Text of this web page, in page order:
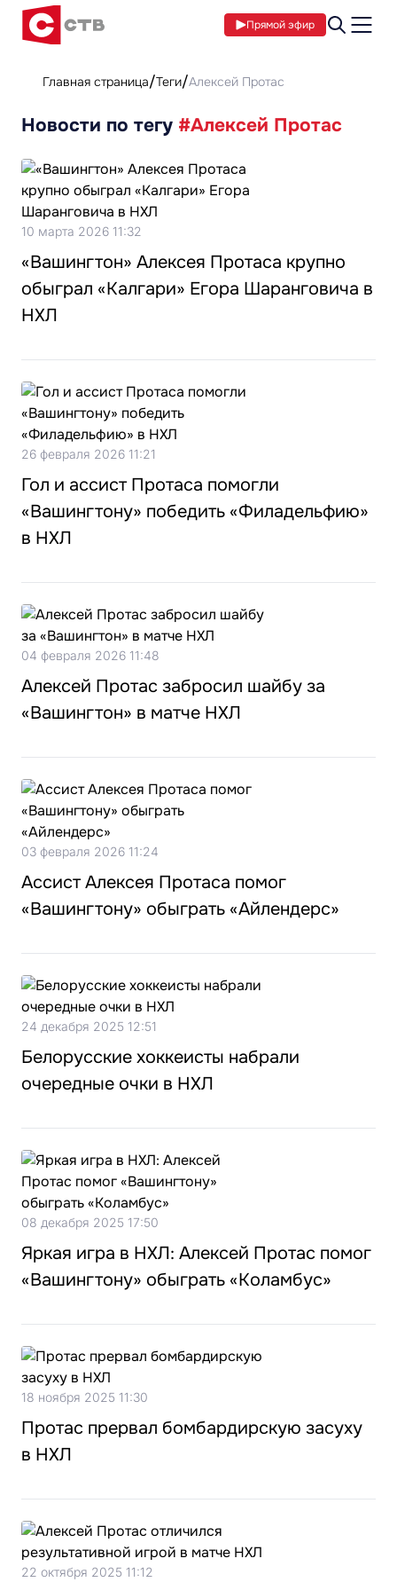
Прямой эфир
Главная страница Теги Алексей Протас
Новости по тегу #Алексей Протас
10 марта 2026 11:32
«Вашингтон» Алексея Протаса крупно
обыграл «Калгари» Егора Шаранговича в
НХЛ
26 февраля 2026 11:21
Гол и ассист Протаса помогли
«Вашингтону» победить «Филадельфию»
в НХЛ
04 февраля 2026 11:48
Алексей Протас забросил шайбу за
«Вашингтон» в матче НХЛ
03 февраля 2026 11:24
Ассист Алексея Протаса помог
«Вашингтону» обыграть «Айлендерс»
24 декабря 2025 12:51
Белорусские хоккеисты набрали
очередные очки в НХЛ
08 декабря 2025 17:50
Яркая игра в НХЛ: Алексей Протас помог
«Вашингтону» обыграть «Коламбус»
18 ноября 2025 11:30
Протас прервал бомбардирскую засуху
в НХЛ
22 октября 2025 11:12